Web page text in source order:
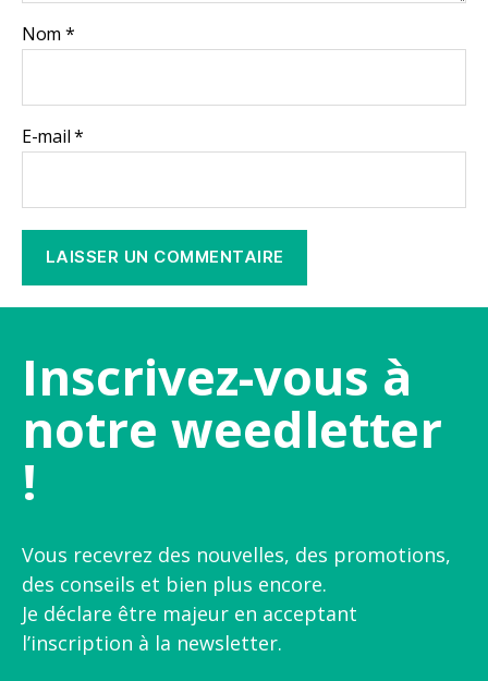
Nom *
E-mail*
Inscrivez-vous à
notre weedletter
!
Vous recevrez des nouvelles, des promotions,
des conseils et bien plus encore.
Je déclare être majeur en acceptant
l’inscription à la newsletter.